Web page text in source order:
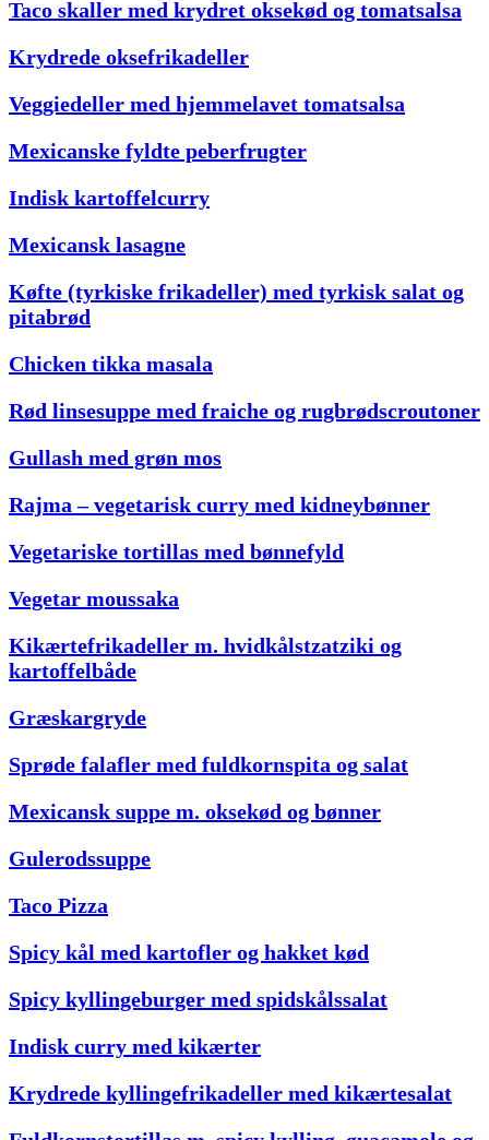
Taco skaller med krydret oksekød og tomatsalsa
Krydrede oksefrikadeller
Veggiedeller med hjemmelavet tomatsalsa
Mexicanske fyldte peberfrugter
Indisk kartoffelcurry
Mexicansk lasagne
Køfte (tyrkiske frikadeller) med tyrkisk salat og
pitabrød
Chicken tikka masala
Rød linsesuppe med fraiche og rugbrødscroutoner
Gullash med grøn mos
Rajma – vegetarisk curry med kidneybønner
Vegetariske tortillas med bønnefyld
Vegetar moussaka
Kikærtefrikadeller m. hvidkålstzatziki og
kartoffelbåde
Græskargryde
Sprøde falafler med fuldkornspita og salat
Mexicansk suppe m. oksekød og bønner
Gulerodssuppe
Taco Pizza
Spicy kål med kartofler og hakket kød
Spicy kyllingeburger med spidskålssalat
Indisk curry med kikærter
Krydrede kyllingefrikadeller med kikærtesalat